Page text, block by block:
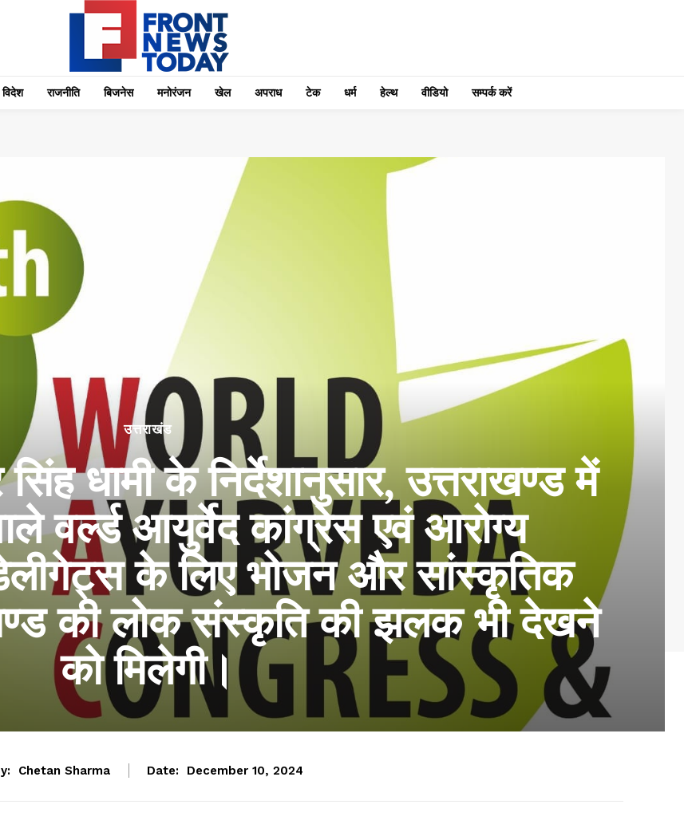
विदेश राजनीति बिजनेस मनोरंजन खेल अपराध टेक धर्म हेल्थ वीडियो सम्पर्क करें
उत्तराखंड
धामी के निर्देशानुसार, उत्तराखण्ड में
वर्ल्ड आयुर्वेद कांग्रेस एवं आरोग्य
के लिए भोजन और सांस्कृतिक
की लोक संस्कृति की झलक भी देखने
को मिलेगी।
Chetan Sharma Date: December 10, 2024